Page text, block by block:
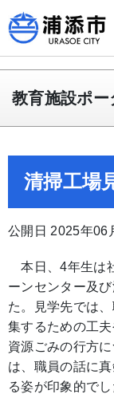
教育施設ポー
清掃工場
公開日 2025年06
本日、4年生は
ーンセンター及
た。見学先では
集するための工
資源ごみの行方
は、職員の話に
る姿が印象的で